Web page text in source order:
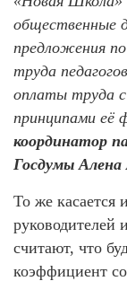
общественные
предложения
труда
оплаты труда
принципами её
координатор
Госдумы
То же касается
руководителей
считают, что
коэффициент